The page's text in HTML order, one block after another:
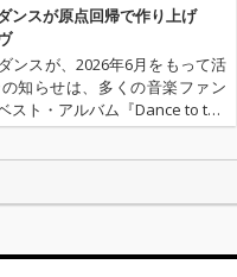
ンスが原点回帰で作り上げ
ンスが、2026年6月をもって活
知らせは、多くの音楽ファン
スト・アルバム『Dance to the
Philosophy no Dance～』に